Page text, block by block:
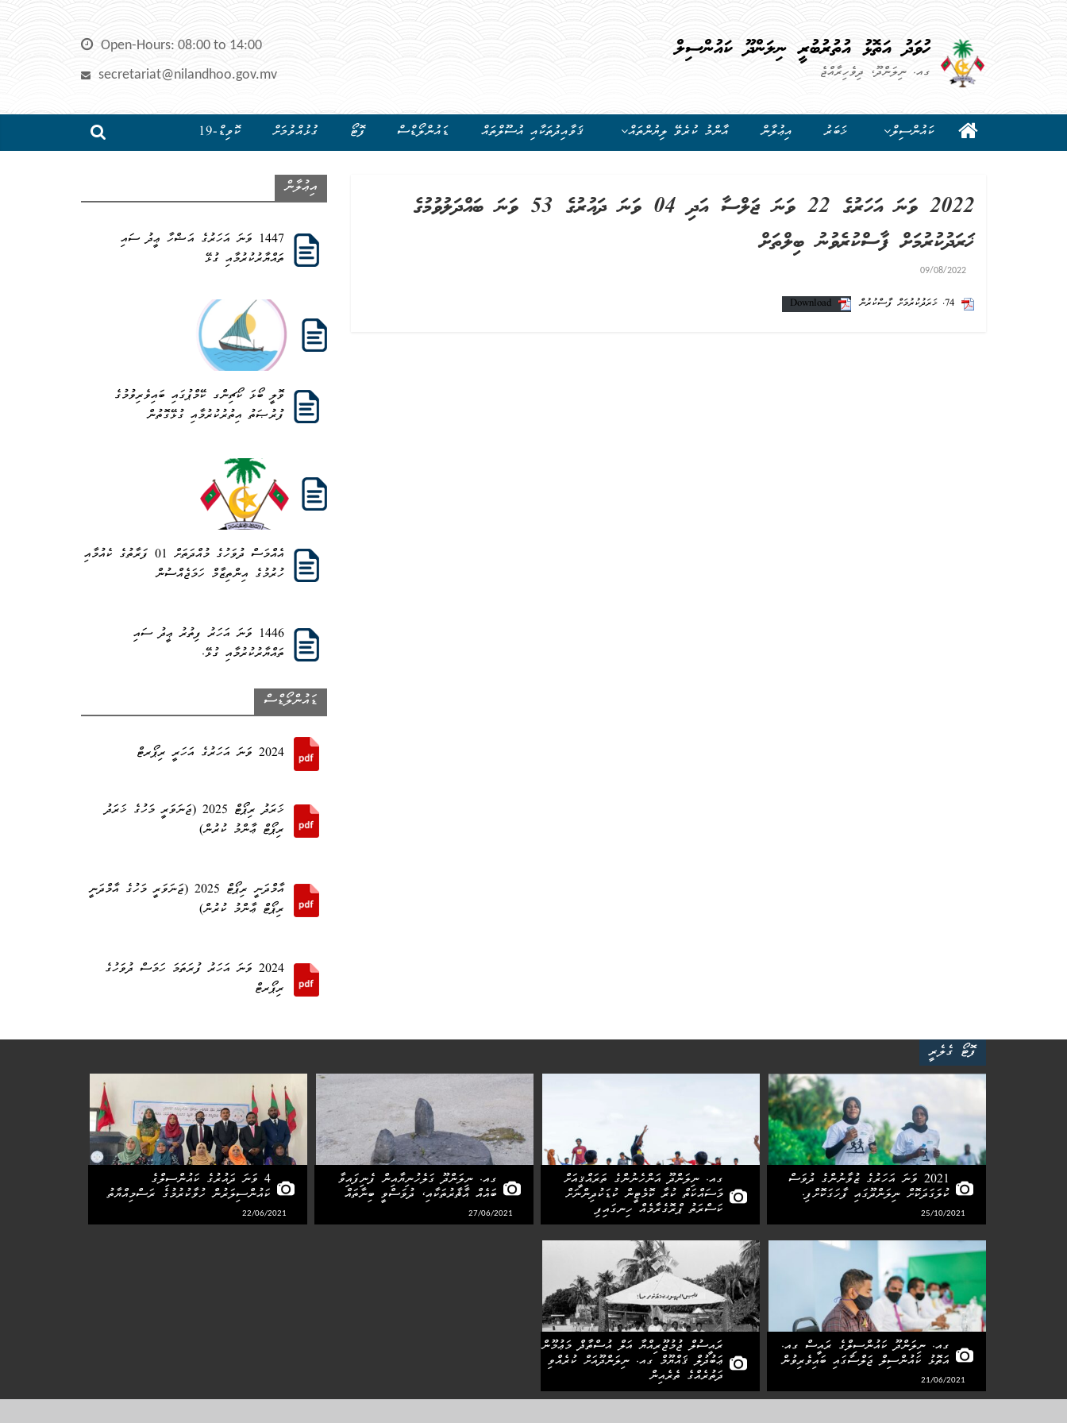
ހުވަދު އަތޮޅު އުތުރުބުރީ ނިލަންދޫ ކައުންސިލް
ގއ. ނިލަންދޫ، ދިވެހިރާއްޖެ
Open-Hours: 08:00 to 14:00
secretariat@nilandhoo.gov.mv
ކައުންސިލް ޚަބަރު އިޢުލާން އާންމު ކުރެވޭ ލިޔުންތައް ޤަވާއިދުތަކާއި އުސޫލްތައް ޑައުންލޯޑްސް ފޮޓޯ ގުޅުއްވުމަށް ކޮވިޑް-19
2022 ވަނަ އަހަރުގެ 22 ވަނަ ޖަލްސާ އަދި 04 ވަނަ ދައުރުގެ 53 ވަނަ ބައްދަލުވުމުގެ
ޚަރަދުކުރުމަށް ފާސްކުރެވުނު ބިލްތަށް
09/08/2022
74. ޚަރަދުކުރުމަށް ފާސްކުރުން Download
އިޢުލާން
1447 ވަނަ އަހަރުގެ އަޟްހާ ޢީދު ސައި
ތައްޔާރުކުރުމާއި ގުޅޭ
ވޮލީ ބޯޅަ ކޯޗިންގ ކޭމްޕުގައި ބައިވެރިވުމުގެ
ފުރުޞަތު އިތުރުކުރުމާއި ގުޅޭގޮތުން
އެއްމަސް ދުވަހުގެ މުއްދަތަށް 01 ފަރާތުގެ ކެއުމާއި
ހުރުމުގެ އިންތިޒާމް ހަމަޖެއްސުން
1446 ވަނަ އަހަރު ފިތުރު ޢީދު ސައި
ތައްޔާރުކުރުމާއި ގުޅޭ.
ޑައުންލޯޑްސް
2024 ވަނަ އަހަރުގެ އަހަރީ ރިޕޯރޓް
ޚަރަދު ރިޕޯޓް 2025 (ޖަނަވަރީ މަހުގެ ޚަރަދު
ރިޕޯޓް ޢާންމު ކުރުން)
އާމްދަނީ ރިޕޯޓް 2025 (ޖަނަވަރީ މަހުގެ އާމްދަނީ
ރިޕޯޓް ޢާންމު ކުރުން)
2024 ވަނަ އަހަރު ފުރަތަމަ ހަމަސް ދުވަހުގެ
ރިޕޯރޓް
ފޮޓޯ ގެލެރީ
2021 ވަނަ އަހަރުގެ ޒުވާނުންގެ ދުވަސް
ކުލަގަދަކޮށް ނިލަންދޫގައި ފާހަގަކޮށްފި.
25/10/2021
ގއ. ނިލަންދޫ އަންހެނުންގެ ތަރައްޤީއަށް
މަސައްކަތް ކުރާ ކޮމެޓީން ކުޑަކުދިންނަށް
ކަސްރަތު ޕްރޮގެރާމެއް ހިނގައިފި
ގއ. ނިލަންދޫ ގަލެހުނިޔާއިން ފެނިފައިވާ
ބައެއް އާޘާރުތަކާއި، ދުވަސްވީ ބިނާތައް
27/06/2021
4 ވަނަ ދައުރުގެ ކައުންސިލްގެ
ކައުންސިލަރުން ހުވާކުރުމުގެ ރަސްމިއްޔާތު
22/06/2021
ގއ. ނިލަންދޫ ކައުންސިލްގެ ރައީސް ގއ.
އަތޮޅު ކައުންސިލް ޖަލްސާގައި ބައިވެރިވުން
21/06/2021
ރައީސުލް ޖުމުޖޫރިއްޔާ އަލް އުސްތާޛް މަޢުމޫން
ޢަބުދުލް ޤައްޔޫމް ގއ. ނިލަންދޫއަށް ކުރެއްވި
ދަތުރެއްގެ ތެރެއިން